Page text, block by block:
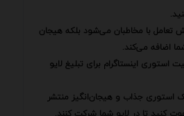
تعامل با مخاطبان می‌شود بلکه هیجان
اضافه می‌کند.
استوری اینستاگرام برای تبلیغ لایو
استوری جذاب و هیجان‌انگیز منتشر